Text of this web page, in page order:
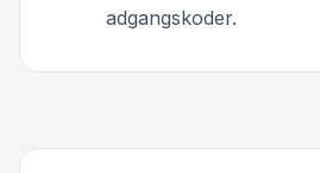
adgangskoder.